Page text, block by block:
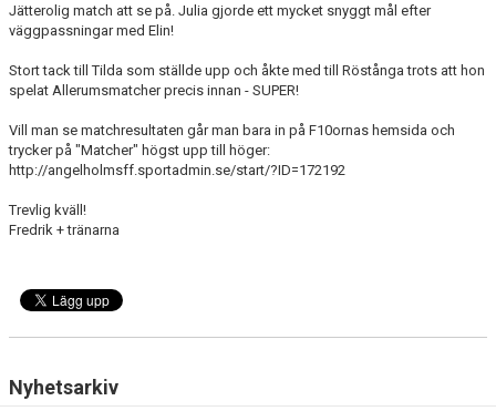
Jätterolig match att se på. Julia gjorde ett mycket snyggt mål efter
väggpassningar med Elin!
Stort tack till Tilda som ställde upp och åkte med till Röstånga trots att hon
spelat Allerumsmatcher precis innan - SUPER!
Vill man se matchresultaten går man bara in på F10ornas hemsida och
trycker på "Matcher" högst upp till höger:
http://angelholmsff.sportadmin.se/start/?ID=172192
Trevlig kväll!
Fredrik + tränarna
Nyhetsarkiv